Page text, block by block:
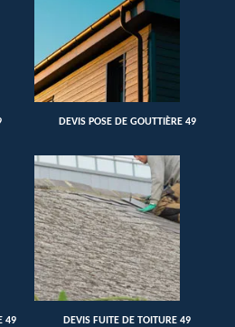
DEVIS POSE DE GOUTTIÈRE 49
49 DEVIS FUITE DE TOITURE 49